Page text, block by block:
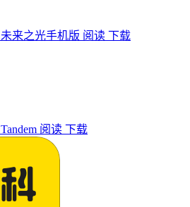
未来之光手机版 阅读 下载
Tandem 阅读 下载